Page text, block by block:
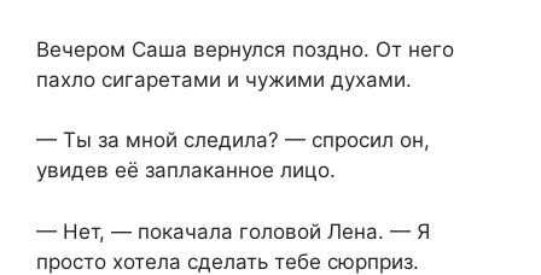
Вечером Саша вернулся поздно. От него
пахло сигаретами и чужими духами.
— Ты за мной следила? — спросил он,
увидев её заплаканное лицо.
— Нет, — покачала головой Лена. — Я
просто хотела сделать тебе сюрприз.